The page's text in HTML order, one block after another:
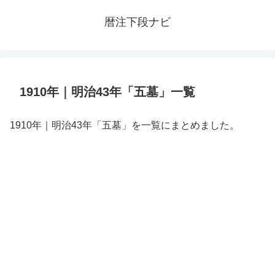
暦注下段ナビ
1910年｜明治43年「五墓」一覧
1910年｜明治43年「五墓」を一覧にまとめました。